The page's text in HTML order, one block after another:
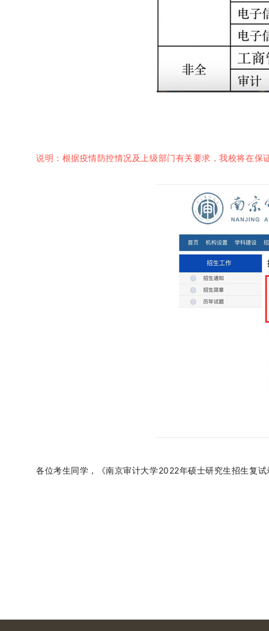
说明：根据疫情防控情况及上级部门有关要求，我校将在
各位考生同学，《南京审计大学2022年硕士研究生招生复